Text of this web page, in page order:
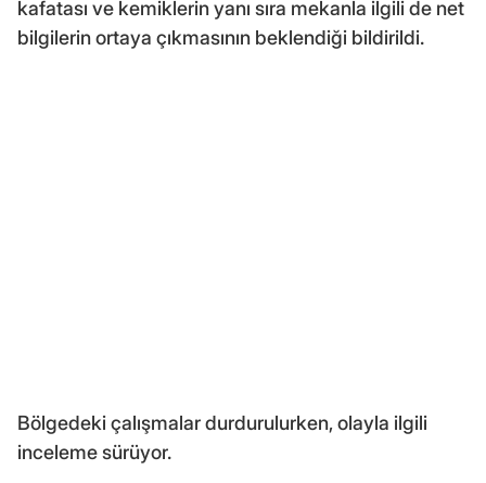
kafatası ve kemiklerin yanı sıra mekanla ilgili de net
bilgilerin ortaya çıkmasının beklendiği bildirildi.
Bölgedeki çalışmalar durdurulurken, olayla ilgili
inceleme sürüyor.